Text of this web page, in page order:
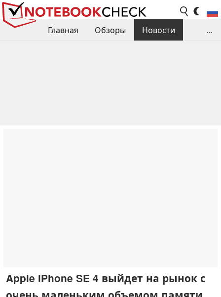
Главная Обзоры
Новости
...
Apple iPhone SE 4 выйдет на рынок с